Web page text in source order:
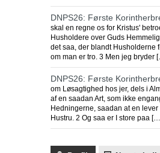
DNPS26: Første
skal en regne os for Kristus'
Husholdere over Guds
det saa, der blandt Husholderne
om man er tro. 3 Men jeg bryder
DNPS26: Første
om Løsagtighed hos jer, dels i
af en saadan Art, som ikke
Hedningerne, saadan at en
Hustru. 2 Og saa er I store paa